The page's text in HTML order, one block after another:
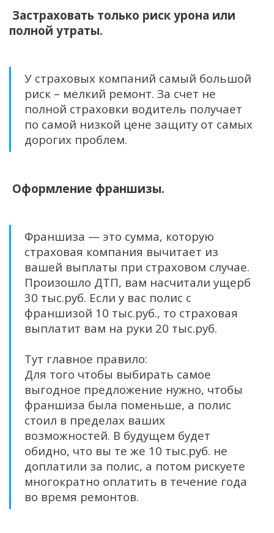
Застраховать только риск урона или
полной утраты.
У страховых компаний самый большой
риск – мелкий ремонт. За счет не
полной страховки водитель получает
по самой низкой цене защиту от самых
дорогих проблем.
Оформление франшизы.
Франшиза — это сумма, которую
страховая компания вычитает из
вашей выплаты при страховом случае.
Произошло ДТП, вам насчитали ущерб
30 тыс.руб. Если у вас полис с
франшизой 10 тыс.руб., то страховая
выплатит вам на руки 20 тыс.руб.
Тут главное правило:
Для того чтобы выбирать самое
выгодное предложение нужно, чтобы
франшиза была поменьше, а полис
стоил в пределах ваших
возможностей. В будущем будет
обидно, что вы те же 10 тыс.руб. не
доплатили за полис, а потом рискуете
многократно оплатить в течение года
во время ремонтов.